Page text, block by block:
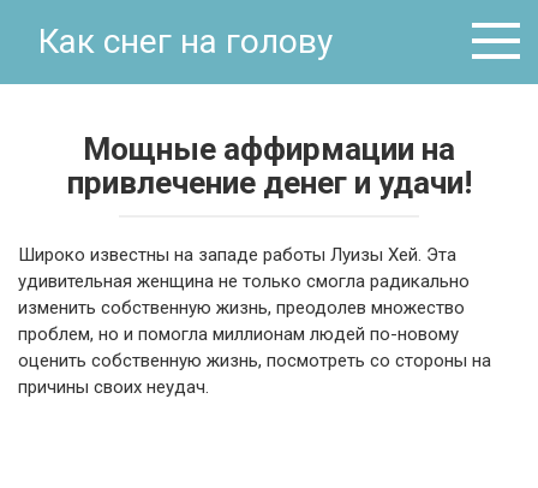
Как снег на голову
Мощные аффирмации на
привлечение денег и удачи!
Широко известны на западе работы Луизы Хей. Эта
удивительная женщина не только смогла радикально
изменить собственную жизнь, преодолев множество
проблем, но и помогла миллионам людей по-новому
оценить собственную жизнь, посмотреть со стороны на
причины своих неудач.